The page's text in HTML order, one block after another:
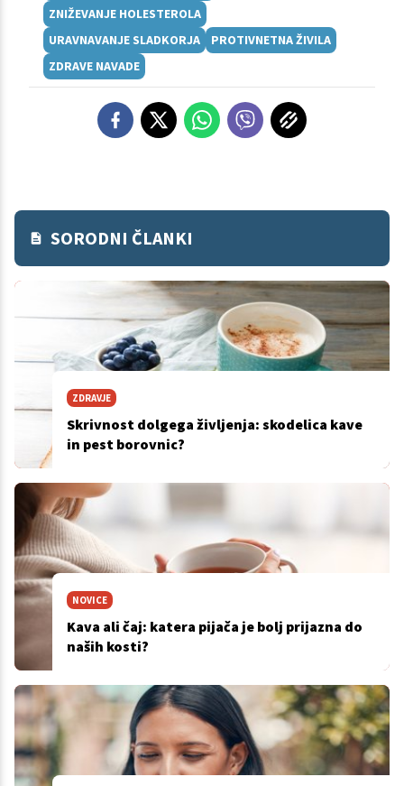
ZNIŽEVANJE HOLESTEROLA
URAVNAVANJE SLADKORJA
PROTIVNETNA ŽIVILA
ZDRAVE NAVADE
SORODNI ČLANKI
ZDRAVJE
Skrivnost dolgega življenja: skodelica kave
in pest borovnic?
NOVICE
Kava ali čaj: katera pijača je bolj prijazna do
naših kosti?